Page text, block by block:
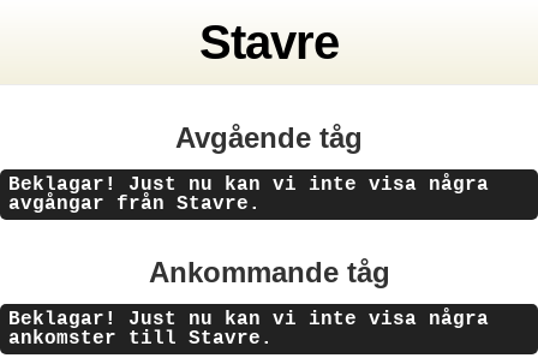
Stavre
Avgående tåg
Beklagar! Just nu kan vi inte visa några
avgångar från Stavre.
Ankommande tåg
Beklagar! Just nu kan vi inte visa några
ankomster till Stavre.